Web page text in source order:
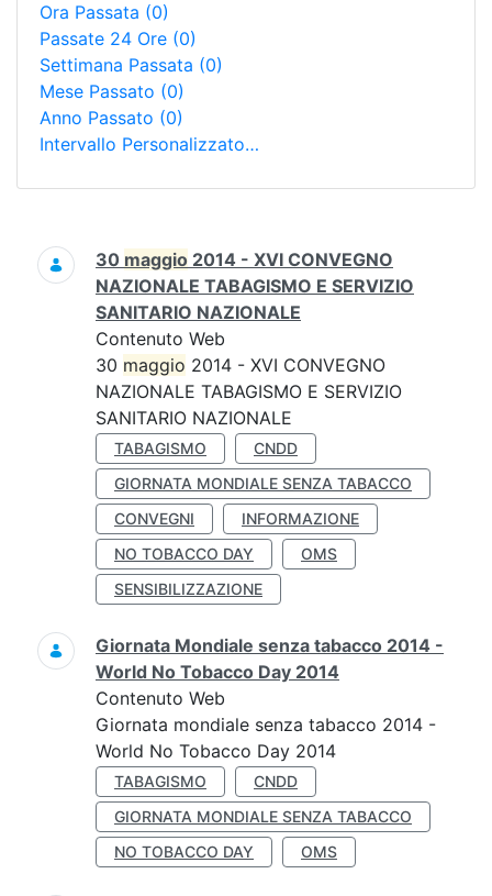
Ora Passata (0)
Passate 24 Ore (0)
Settimana Passata (0)
Mese Passato (0)
Anno Passato (0)
Intervallo Personalizzato…
Ricerca
30 maggio 2014 - XVI CONVEGNO
NAZIONALE TABAGISMO E SERVIZIO
SANITARIO NAZIONALE
Contenuto Web
30 maggio 2014 - XVI CONVEGNO
NAZIONALE TABAGISMO E SERVIZIO
SANITARIO NAZIONALE
TABAGISMO
CNDD
GIORNATA MONDIALE SENZA TABACCO
CONVEGNI
INFORMAZIONE
NO TOBACCO DAY
OMS
SENSIBILIZZAZIONE
Giornata Mondiale senza tabacco 2014 -
World No Tobacco Day 2014
Contenuto Web
Giornata mondiale senza tabacco 2014 -
World No Tobacco Day 2014
TABAGISMO
CNDD
GIORNATA MONDIALE SENZA TABACCO
NO TOBACCO DAY
OMS